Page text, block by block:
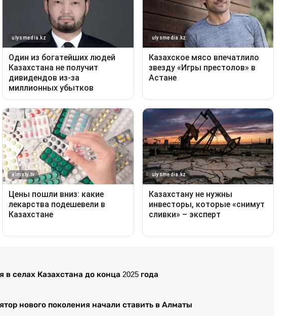
в селах Казахстана до конца 2025 года
нового поколения начали ставить в Алматы